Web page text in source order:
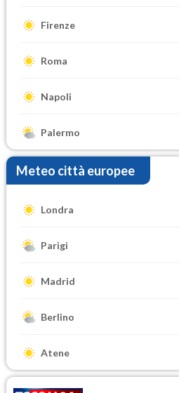
Firenze
Roma
Napoli
Palermo
Meteo città europee
Londra
Parigi
Madrid
Berlino
Atene